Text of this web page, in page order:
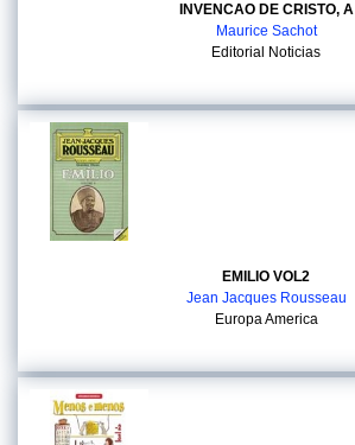
INVENCAO DE CRISTO, A
Maurice Sachot
Editorial Noticias
EMILIO VOL2
Jean Jacques Rousseau
Europa America